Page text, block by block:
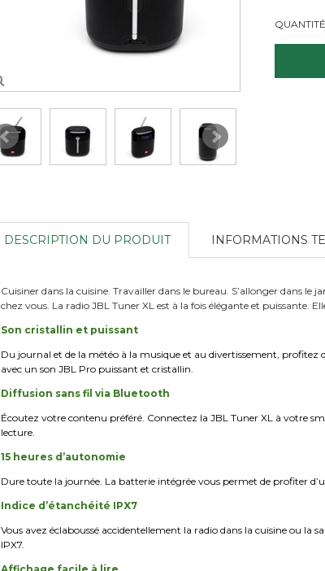
DESCRIPTION DU PRODUIT
Cuisiner dans la cuisine. Travailler dans le bureau. S’allonger dans
chez vous. La radio JBL Tuner XL est à la fois élégante et puissante.
Son cristallin et puissant
Du journal et de la météo à la musique et au divertissement, profitez
avec un son JBL Pro puissant et cristallin.
Diffusion sans fil via Bluetooth
Écoutez votre contenu préféré. Connectez la JBL Tuner XL à votre
lecture.
15 heures d’autonomie
Dure toute la journée. La batterie intégrée vous permet de profiter
Indice d’étanchéité IPX7
Vous avez éclaboussé accidentellement la radio dans la cuisine ou la
IPX7.
INFORMATIONS